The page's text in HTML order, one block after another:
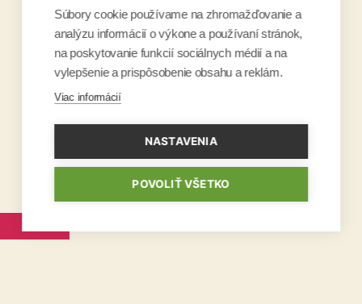
Súbory cookie používame na zhromažďovanie a
analýzu informácií o výkone a používaní stránok,
na poskytovanie funkcií sociálnych médií a na
vylepšenie a prispôsobenie obsahu a reklám.
Viac informácií
NASTAVENIA
POVOLIŤ VŠETKO